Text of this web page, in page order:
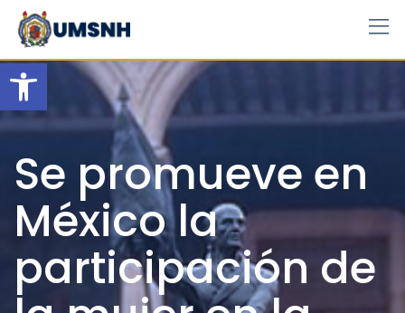
Open toolbar
Skip
content
Se promueve en
México la
participación de